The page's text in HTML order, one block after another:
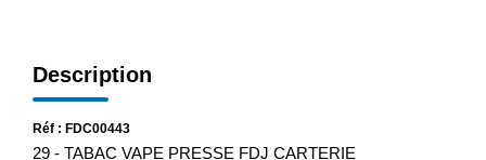
Description
Réf : FDC00443
29 - TABAC VAPE PRESSE FDJ CARTERIE